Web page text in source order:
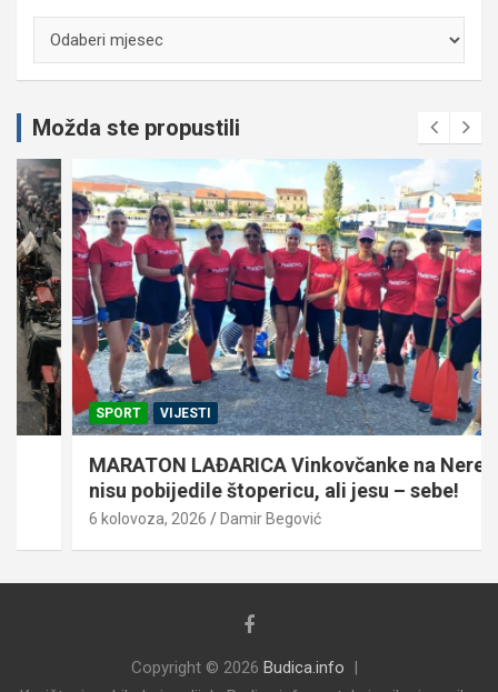
Možda ste propustili
SPORT VIJESTI
MARATON LAĐARICA Vinkovčanke na Neretvi
nisu pobijedile štopericu, ali jesu – sebe!
6 kolovoza, 2026 Damir Begović
Copyright © 2026 Budica.info